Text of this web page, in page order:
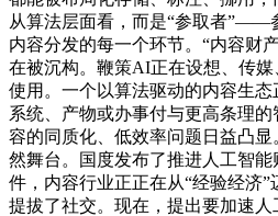
从算法层面看，而是“参取者”——
内容分发的每一个环节。“内容财
在被沉构。鞭策AI正在设想、传
使用。一个以算法驱动的内容生
系统、产物或办事付与更高条理
容的同质化、低效率问题日益凸
然舞台。国度发布了推进人工智
件，内容行业正正在从“经验经济”
提拔了社交。现在，提出要加速